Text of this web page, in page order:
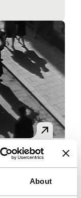
About
publiek